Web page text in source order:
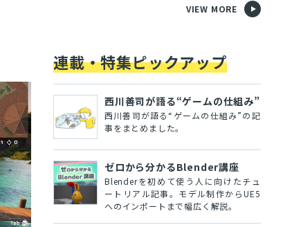
VIEW MORE
連載・特集ピックアップ
西川善司が語る“ゲームの仕組み”
西川善司が語る“ゲームの仕組み”の記
事をまとめました。
ゼロから分かるBlender講座
Blenderを初めて使う人に向けたチュ
ートリアル記事。モデル制作からUE5
へのインポートまで幅広く解説。